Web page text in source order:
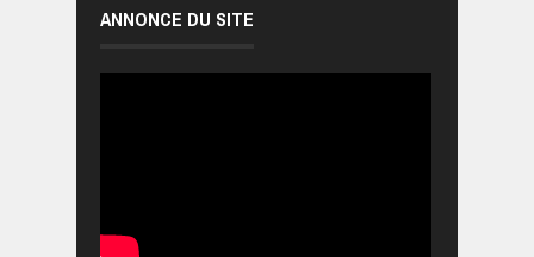
ANNONCE DU SITE